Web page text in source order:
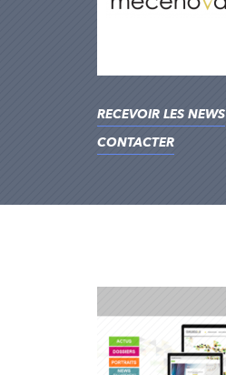
RECEVOIR LES NEWS
CONTACTER